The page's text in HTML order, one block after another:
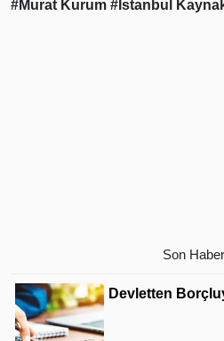
#Murat Kurum #İstanbul
Son
Devletten